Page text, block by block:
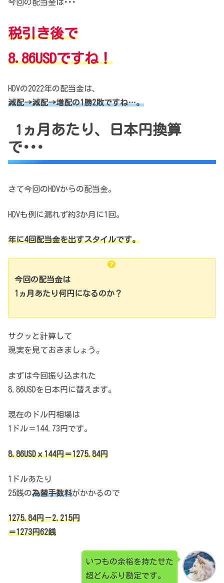
今回の配当金は･･･
税引き後で
8.86USDですね！
HDVの2022年の配当金は、
減配→減配→増配の1勝2敗ですね…。
1ヵ月あたり、日本円換算
で･･･
さて今回のHDVからの配当金。
HDVも例に漏れず約3か月に1回。
年に4回配当金を出すスタイルです。
今回の配当金は
1ヵ月あたり何円になるのか？
サクッと計算して
現実を見ておきましょう。
まずは今回振り込まれた
8.86USDを日本円に替えます。
現在のドル円相場は
1ドル＝144.73円です。
8.86USDｘ144円＝1275.84円
1ドルあたり
25銭の為替手数料がかかるので
1275.84円－2.215円
＝1273円62銭
いつもの余裕を持たせた
超どんぶり勘定です。